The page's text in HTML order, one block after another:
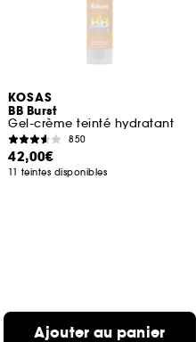
KOSAS
BB Burst
Gel-crème teinté hydratant
850
42,00€
11 teintes disponibles
Ajouter au panier